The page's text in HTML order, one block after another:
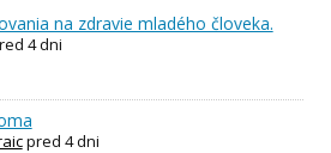
na zdravie mladého človeka.
4 dni
pred 4 dni